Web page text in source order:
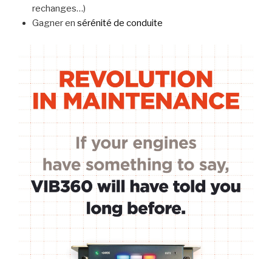
rechanges…)
Gagner en sérénité de conduite